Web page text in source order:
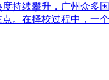
度持续攀升，广州众多
。在择校过程中，一